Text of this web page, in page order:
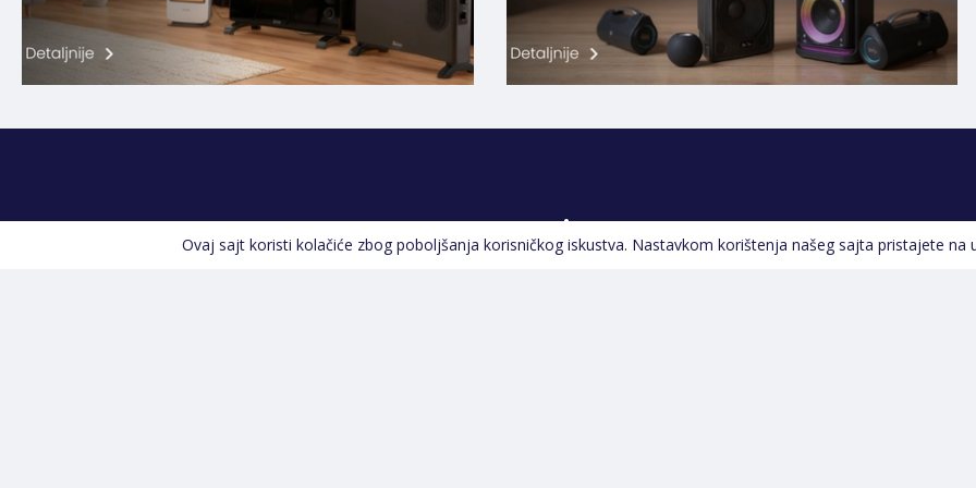
Pratite nas
Ovaj sajt koristi kolačiće zbog poboljšanja korisničkog iskustva. Nastavkom korištenja našeg sajta pristajete na